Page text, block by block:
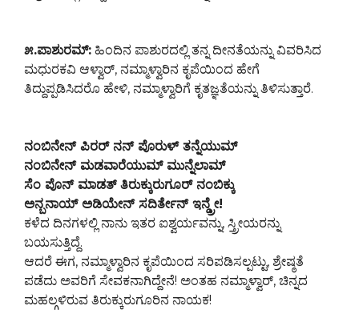
೫.ಪಾಶುರಮ್: ಹಿಂದಿನ ಪಾಶುರದಲ್ಲಿ ತನ್ನ ದೀನತೆಯನ್ನು ವಿವರಿಸಿದ
ಮಧುರಕವಿ ಆಳ್ವಾರ್, ನಮ್ಮಾಳ್ವಾರಿನ ಕೃಪೆಯಿಂದ ಹೇಗೆ
ತಿದ್ದುಪ್ಪಡಿಸಿದರೊ ಹೇಳಿ, ನಮ್ಮಾಳ್ವಾರಿಗೆ ಕೃತಜ್ಞತೆಯನ್ನು ತಿಳಿಸುತ್ತಾರೆ.
ನಂಬಿನೇನ್ ಪಿರರ್ ನನ್ ಪೊರುಳ್ ತನ್ನೆಯುಮ್
ನಂಬಿನೇನ್ ಮಡವಾರೆಯುಮ್ ಮುನ್ನೆಲಾಮ್
ಸೆಂ ಪೊನ್ ಮಾಡತ್ ತಿರುಕ್ಕುರುಗೂರ್ ನಂಬಿಕ್ಕು
ಅನ್ಬನಾಯ್ ಅಡಿಯೇನ್ ಸದಿರ್ತೇನ್ ಇನ್ಡ್ರೇ!
ಕಳೆದ ದಿನಗಳಲ್ಲಿ ನಾನು ಇತರ ಐಶ್ವರ್ಯವನ್ನು, ಸ್ತ್ರೀಯರನ್ನು
ಬಯಸುತ್ತಿದ್ದೆ.
ಆದರೆ ಈಗ, ನಮ್ಮಾಳ್ವಾರಿನ ಕೃಪೆಯಿಂದ ಸರಿಪಡಿಸಲ್ಪಟ್ಟು, ಶ್ರೇಷ್ಠತೆ
ಪಡೆದು ಅವರಿಗೆ ಸೇವಕನಾಗಿದ್ದೇನೆ! ಅಂತಹ ನಮ್ಮಾಳ್ವಾರ್, ಚಿನ್ನದ
ಮಹಲ್ಗಳಿರುವ ತಿರುಕ್ಕುರುಗೂರಿನ ನಾಯಕ!